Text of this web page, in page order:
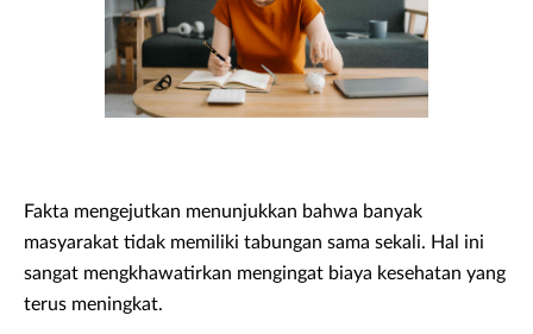
Fakta mengejutkan menunjukkan bahwa banyak
masyarakat tidak memiliki tabungan sama sekali. Hal ini
sangat mengkhawatirkan mengingat biaya kesehatan yang
terus meningkat.